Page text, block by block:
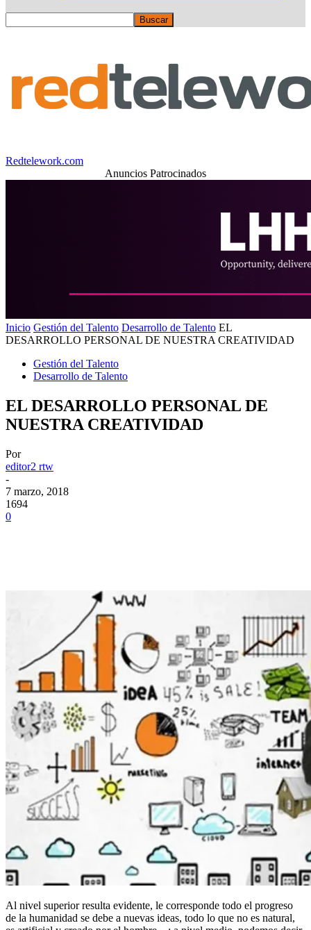
Redtelework.com
Anuncios Patrocinados
Inicio Gestión del Talento Desarrollo de Talento EL
DESARROLLO PERSONAL DE NUESTRA CREATIVIDAD
Gestión del Talento
Desarrollo de Talento
EL DESARROLLO PERSONAL DE
NUESTRA CREATIVIDAD
Por
editor2 rtw
-
7 marzo, 2018
1694
0
Al nivel superior resulta evidente, le corresponde todo el progreso
de la humanidad se debe a nuevas ideas, todo lo que no es natural,